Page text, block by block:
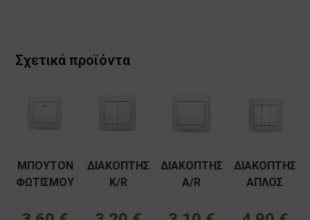
Σχετικά προϊόντα
ΜΠΟΥΤΟΝ
ΦΩΤΙΣΜΟΥ
220V
ΔΙΑΚΟΠΤΗΣ
K/R
ΛΕΥΚΟΣ
ΔΙΑΚΟΠΤΗΣ
Α/R
ΧΩΝΕΥΤΟΣ
ΔΙΑΚΟΠΤΗΣ
ΑΠΛΟΣ
ΧΩΝΕΥΤΟΣ